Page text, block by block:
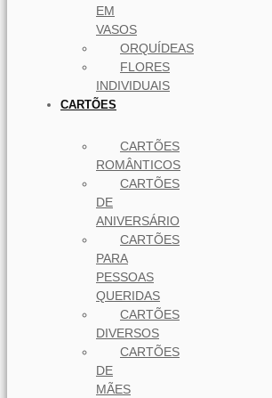
EM
VASOS
ORQUÍDEAS
FLORES
INDIVIDUAIS
CARTÕES
CARTÕES
ROMÂNTICOS
CARTÕES
DE
ANIVERSÁRIO
CARTÕES
PARA
PESSOAS
QUERIDAS
CARTÕES
DIVERSOS
CARTÕES
DE
MÃES